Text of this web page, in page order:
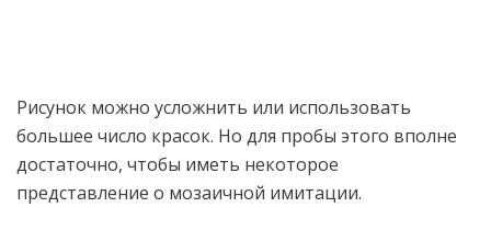
Рисунок можно усложнить или использовать
большее число красок. Но для пробы этого вполне
достаточно, чтобы иметь некоторое
представление о мозаичной имитации.